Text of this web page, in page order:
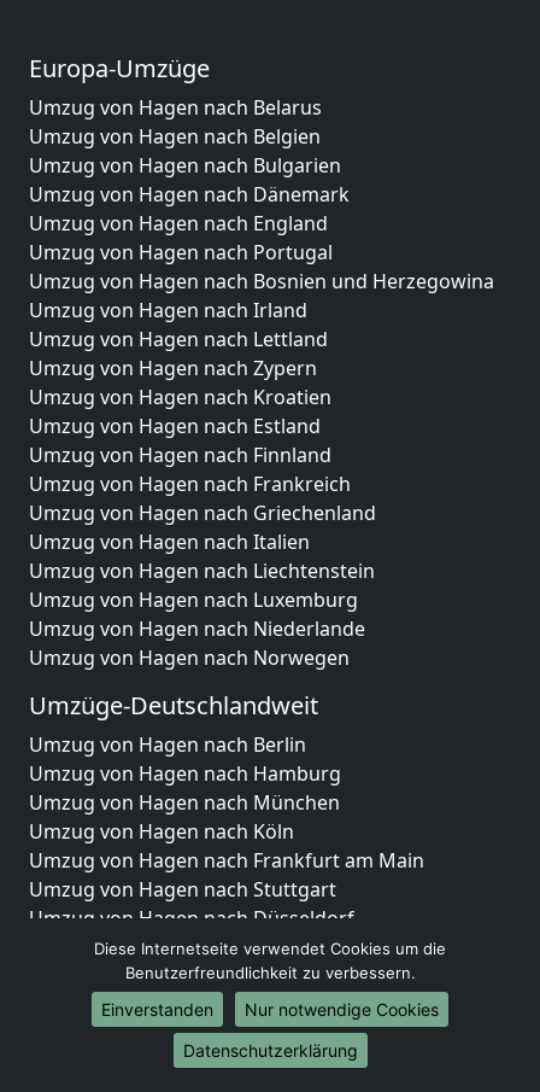
Europa-Umzüge
Umzug von Hagen nach Belarus
Umzug von Hagen nach Belgien
Umzug von Hagen nach Bulgarien
Umzug von Hagen nach Dänemark
Umzug von Hagen nach England
Umzug von Hagen nach Portugal
Umzug von Hagen nach Bosnien und Herzegowina
Umzug von Hagen nach Irland
Umzug von Hagen nach Lettland
Umzug von Hagen nach Zypern
Umzug von Hagen nach Kroatien
Umzug von Hagen nach Estland
Umzug von Hagen nach Finnland
Umzug von Hagen nach Frankreich
Umzug von Hagen nach Griechenland
Umzug von Hagen nach Italien
Umzug von Hagen nach Liechtenstein
Umzug von Hagen nach Luxemburg
Umzug von Hagen nach Niederlande
Umzug von Hagen nach Norwegen
Umzüge-Deutschlandweit
Umzug von Hagen nach Berlin
Umzug von Hagen nach Hamburg
Umzug von Hagen nach München
Umzug von Hagen nach Köln
Umzug von Hagen nach Frankfurt am Main
Umzug von Hagen nach Stuttgart
Umzug von Hagen nach Düsseldorf
Umzug von Hagen nach Leipzig
Umzug von Hagen nach Dortmund
Umzug von Hagen nach Essen
Umzug von Hagen nach Bremen
Umzug von Hagen nach Dresden
Diese Internetseite verwendet Cookies um die
Benutzerfreundlichkeit zu verbessern.
Einverstanden
Nur notwendige Cookies
Datenschutzerklärung